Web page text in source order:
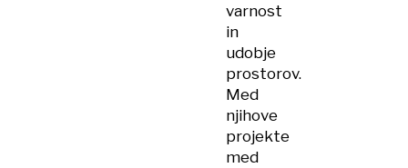
varnost
in
udobje
prostorov.
Med
njihove
projekte
med